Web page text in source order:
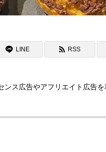
LINE RSS
ンス広告やアフリエイト広告